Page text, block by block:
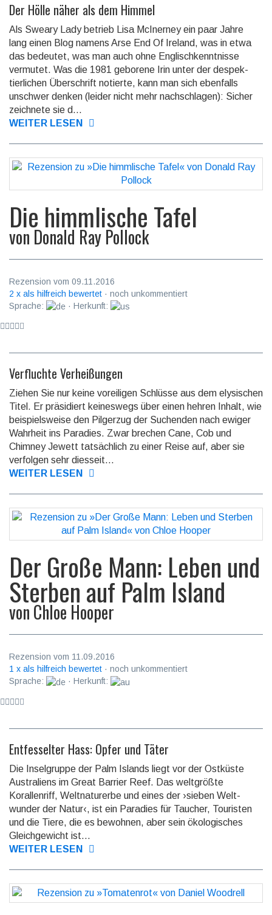
Der Hölle näher als dem Himmel
Als Sweary Lady betrieb Lisa McInerney ein paar Jahre
lang einen Blog namens Arse End Of Ireland, was in etwa
das bedeutet, was man auch ohne Englisch­kenntnisse
vermutet. Was die 1981 geborene Irin unter der despek­
tierlichen Überschrift notierte, kann man sich ebenfalls
unschwer denken (leider nicht mehr nach­schlagen): Sicher
zeichnete sie d...
WEITER LESEN
Die himmlische Tafel
von Donald Ray Pollock
Rezension vom 09.11.2016
2 x als hilfreich bewertet · noch unkommentiert
Sprache:
· Herkunft:
Verfluchte Verheißungen
Ziehen Sie nur keine voreiligen Schlüsse aus dem elysischen
Titel. Er präsidiert keines­wegs über einen hehren Inhalt, wie
bei­spiels­weise den Pilger­zug der Suchenden nach ewiger
Wahr­heit ins Paradies. Zwar brechen Cane, Cob und
Chimney Jewett tat­sächlich zu einer Reise auf, aber sie
ver­folgen sehr dies­seit...
WEITER LESEN
Der Große Mann: Leben und
Sterben auf Palm Island
vonChloe Hooper
Rezension vom 11.09.2016
1 x als hilfreich bewertet · noch unkommentiert
Sprache:
· Herkunft:
Entfesselter Hass: Opfer und Täter
Die Inselgruppe der Palm Islands liegt vor der Ostküste
Australiens im Great Barrier Reef. Das welt­größte
Korallen­riff, Welt­natur­erbe und eines der ›sieben Welt­
wunder der Natur‹, ist ein Paradies für Taucher, Touristen
und die Tiere, die es bewohnen, aber sein ökolo­gisches
Gleich­gewicht ist...
WEITER LESEN